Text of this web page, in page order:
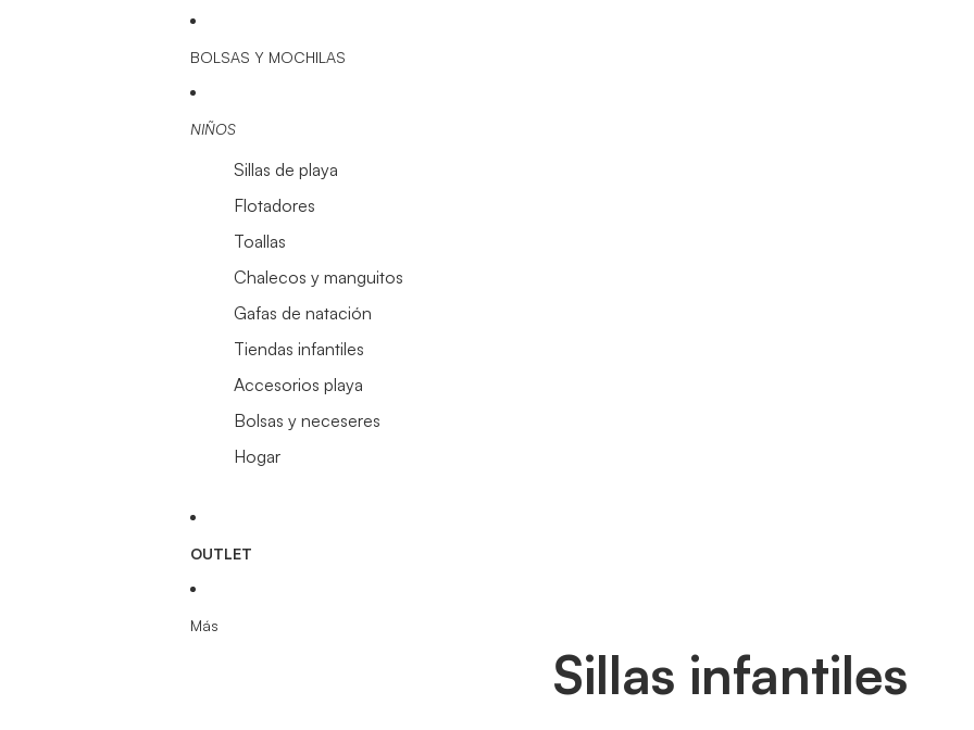
BOLSAS Y MOCHILAS
NIÑOS
Sillas de playa
Flotadores
Toallas
Chalecos y manguitos
Gafas de natación
Tiendas infantiles
Accesorios playa
Bolsas y neceseres
Hogar
OUTLET
Más
Sillas infantiles